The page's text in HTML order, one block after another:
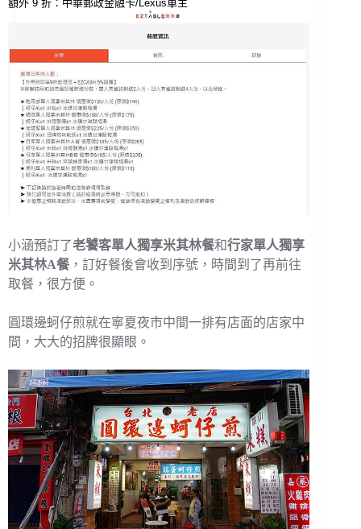
額外 9 折：中華郵政金融卡/Lexus車主
小涵預訂了老饕客單人獨享米其林餐和行家單人獨享
米其林A餐 ，訂好餐後會收到序號，時間到了再前往
取餐，很方便。
圓環邊蚵仔煎就在寧夏夜市中間一排有店面的店家中
間，大大的招牌很顯眼。